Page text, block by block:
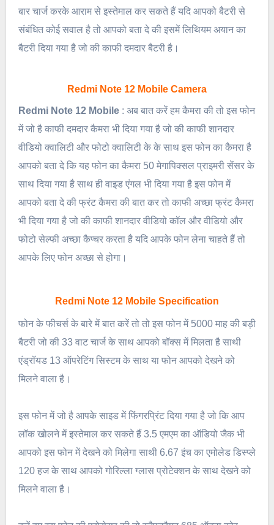
बार चार्ज करके आराम से इस्तेमाल कर सकते हैं यदि आपको बैटरी से
संबंधित कोई सवाल है तो आपको बता दे की इसमें लिथियम अयान का
बैटरी दिया गया है जो की काफी दमदार बैटरी है।
Redmi Note 12 Mobile Camera
Redmi Note 12 Mobile: अब बात करें हम कैमरा की तो इस फोन
में जो है काफी दमदार कैमरा भी दिया गया है जो की काफी शानदार
वीडियो क्वालिटी और फोटो क्वालिटी के के साथ इस फोन का कैमरा है
आपको बता दे कि यह फोन का कैमरा 50 मेगापिक्सल प्राइमरी सेंसर के
साथ दिया गया है साथ ही वाइड एंगल भी दिया गया है इस फोन में
आपको बता दे की फ्रंट कैमरा की बात कर तो काफी अच्छा फ्रंट कैमरा
भी दिया गया है जो की काफी शानदार वीडियो कॉल और वीडियो और
फोटो सेल्फी अच्छा कैप्चर करता है यदि आपके फोन लेना चाहते हैं तो
आपके लिए फोन अच्छा से होगा।
Redmi Note 12 Mobile Specification
फोन के फीचर्स के बारे में बात करें तो तो इस फोन में 5000 माह की बड़ी
बैटरी जो की 33 वाट चार्ज के साथ आपको बॉक्स में मिलता है साथी
एंड्रॉयड 13 ऑपरेटिंग सिस्टम के साथ या फोन आपको देखने को
मिलने वाला है।
इस फोन में जो है आपके साइड में फिंगरप्रिंट दिया गया है जो कि आप
लॉक खोलने में इस्तेमाल कर सकते हैं 3.5 एमएम का ऑडियो जैक भी
आपको इस फोन में देखने को मिलेगा साथी 6.67 इंच का एमोलेड डिस्प्ले
120 हज के साथ आपको गोरिल्ला ग्लास प्रोटेक्शन के साथ देखने को
मिलने वाला है।